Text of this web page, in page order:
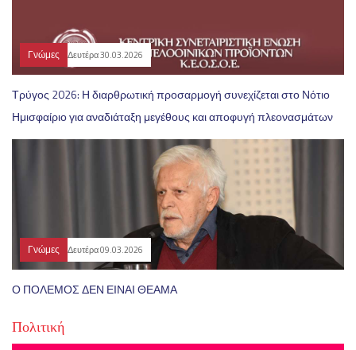
Γνώμες Δευτέρα 30.03.2026
Τρύγος 2026: Η διαρθρωτική προσαρμογή συνεχίζεται στο Νότιο
Ημισφαίριο για αναδιάταξη μεγέθους και αποφυγή πλεονασμάτων
Γνώμες Δευτέρα 09.03.2026
Ο ΠΟΛΕΜΟΣ ΔΕΝ ΕΙΝΑΙ ΘΕΑΜΑ
Πολιτική